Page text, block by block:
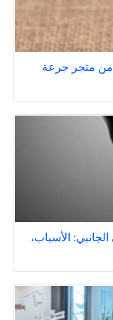
من متجر جرعة
الأسباب،